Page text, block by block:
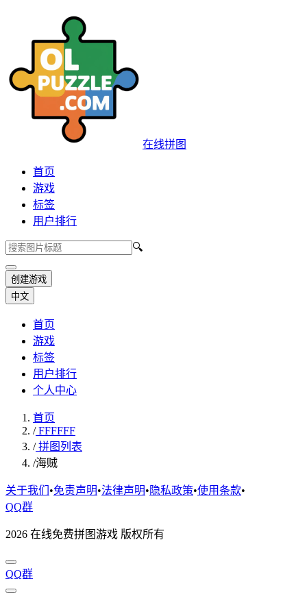
在线拼图
首页
游戏
标签
用户排行
🔍
创建游戏
中文
首页
游戏
标签
用户排行
个人中心
首页
/FFFFFF
/拼图列表
/海贼
关于我们 •免责声明•法律声明• 隐私政策•使用条款•
QQ群
2026 在线免费拼图游戏 版权所有
QQ群